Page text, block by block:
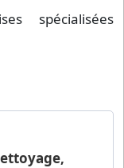
spécialisées